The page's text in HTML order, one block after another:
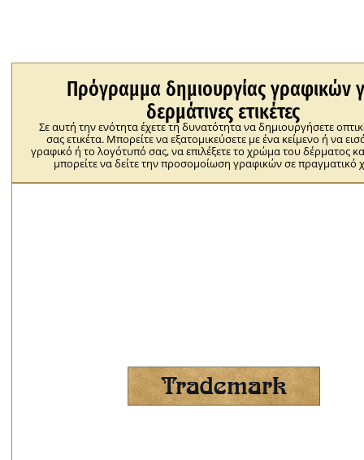
Πρόγραμμα δημιουργίας γραφικών
δερμάτινες ετικέτες
Σε αυτή την ενότητα έχετε τη δυνατότητα να δημιουργήσετε
σας ετικέτα. Μπορείτε να εξατομικεύσετε με ένα κείμενο ή να
γραφικό ή το λογότυπό σας, να επιλέξετε το χρώμα του δέρματος
μπορείτε να δείτε την προσομοίωση γραφικών σε πραγματικό